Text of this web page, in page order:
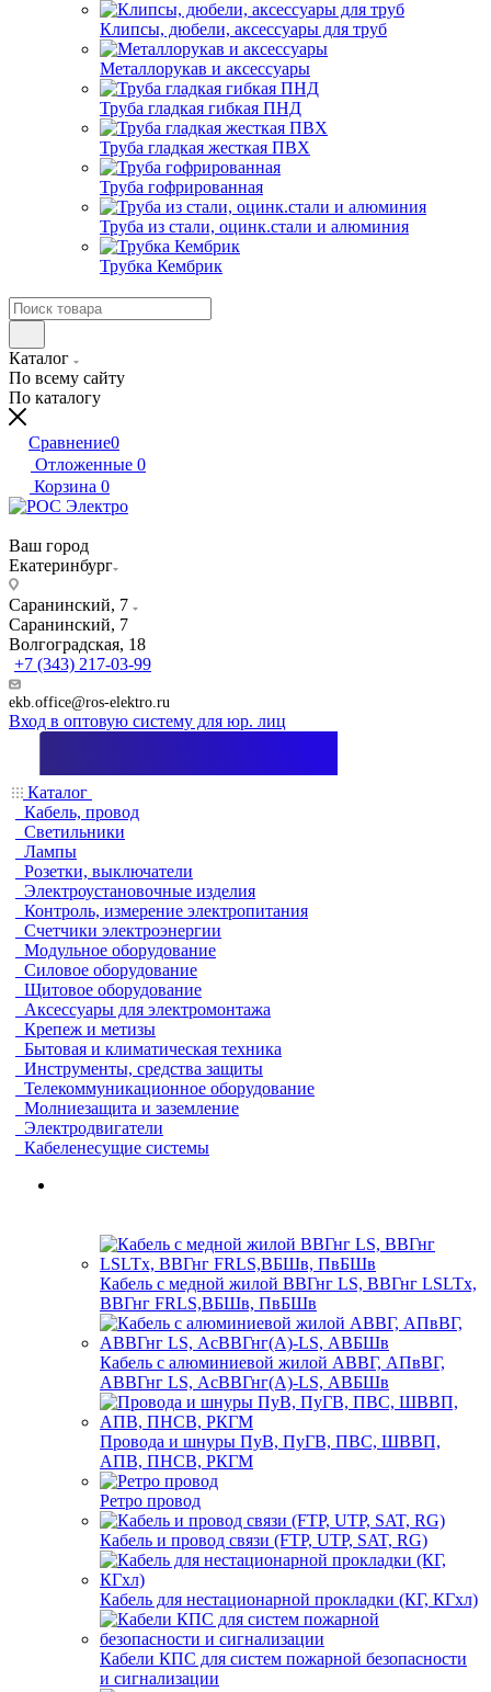
Клипсы, дюбели, аксессуары для труб
Металлорукав и аксессуары
Труба гладкая гибкая ПНД
Труба гладкая жесткая ПВХ
Труба гофрированная
Труба из стали, оцинк.стали и алюминия
Трубка Кембрик
Каталог
По всему сайту
По каталогу
Сравнение0
Отложенные 0
Корзина 0
Ваш город
Екатеринбург
Саранинский, 7
Саранинский, 7
Волгоградская, 18
+7 (343) 217-03-99
ekb.office@ros-elektro.ru
Вход в оптовую систему для юр. лиц
Каталог
Кабель, провод
Светильники
Лампы
Розетки, выключатели
Электроустановочные изделия
Контроль, измерение электропитания
Счетчики электроэнергии
Модульное оборудование
Силовое оборудование
Щитовое оборудование
Аксессуары для электромонтажа
Крепеж и метизы
Бытовая и климатическая техника
Инструменты, средства защиты
Телекоммуникационное оборудование
Молниезащита и заземление
Электродвигатели
Кабеленесущие системы
Кабель с медной жилой ВВГнг LS, ВВГнг LSLTx,
ВВГнг FRLS,ВБШв, ПвБШв
Кабель с алюминиевой жилой АВВГ, АПвВГ,
АВВГнг LS, АсВВГнг(А)-LS, АВБШв
Провода и шнуры ПуВ, ПуГВ, ПВС, ШВВП,
АПВ, ПНСВ, РКГМ
Ретро провод
Кабель и провод связи (FTP, UTP, SAT, RG)
Кабель для нестационарной прокладки (КГ, КГхл)
Кабели КПС для систем пожарной безопасности
и сигнализации